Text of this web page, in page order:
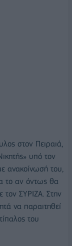
στον Πειραιά,
υπό τον
ανακοίνωσή του,
το αν όντως θα
τον ΣΥΡΙΖΑ. Στην
να παραιτηθεί
του